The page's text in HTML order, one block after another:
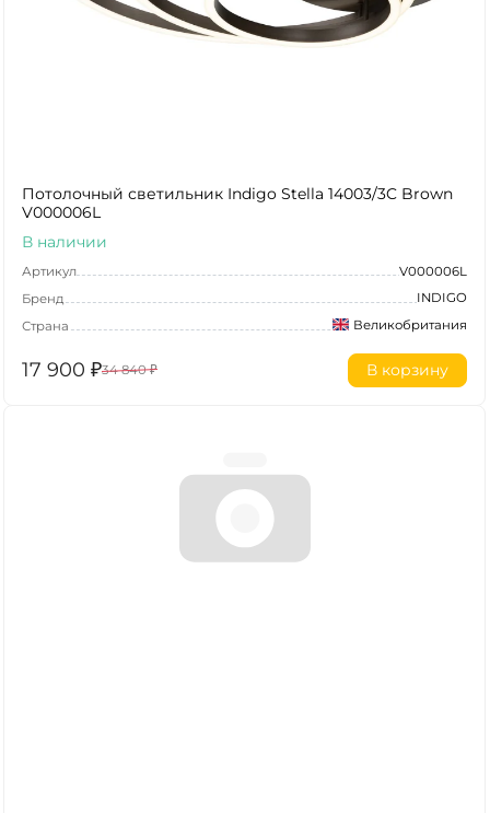
Потолочный светильник Indigo Stella 14003/3C Brown
V000006L
В наличии
Артикул
V000006L
Бренд
INDIGO
Страна
Великобритания
17 900 ₽34 840 ₽ В корзину